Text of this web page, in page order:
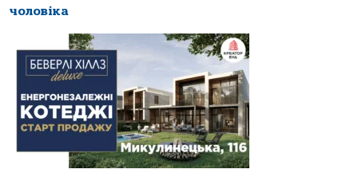
чоловіка